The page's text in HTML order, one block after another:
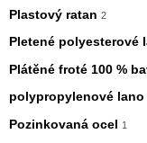
Plastový ratan 2
Pletené polyesterové
Plátěné froté 100 %
polypropylenové lano
Pozinkovaná ocel 1